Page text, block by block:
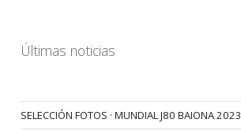
Últimas noticias
SELECCIÓN FOTOS · MUNDIAL J80 BAIONA 2023